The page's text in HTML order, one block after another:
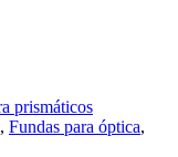
, Fundas para óptica,